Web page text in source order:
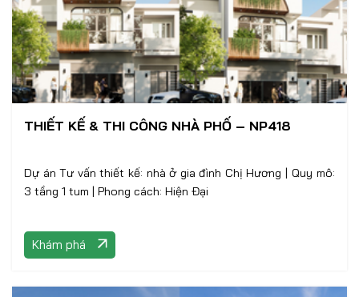
THIẾT KẾ & THI CÔNG NHÀ PHỐ – NP418
Dự án Tư vấn thiết kế: nhà ở gia đình Chị Hương | Quy mô:
3 tầng 1 tum | Phong cách: Hiện Đại
Khám phá